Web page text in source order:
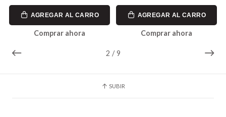
2 / 9
AGREGAR AL CARRO
Comprar ahora
AGREGAR AL CARRO
Comprar ahora
SUBIR